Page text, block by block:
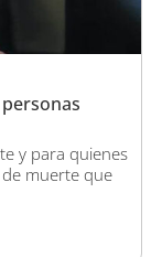
y para quienes
muerte que